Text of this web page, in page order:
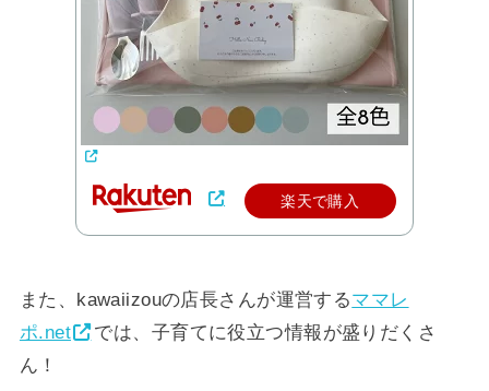
楽天で購入
また、kawaiizouの店長さんが運営するママレ
ポ.net
では、子育てに役立つ情報が盛りだくさ
ん！